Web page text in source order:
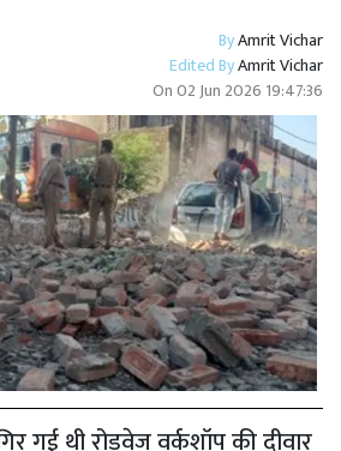
ByAmrit Vichar
Edited ByAmrit Vichar
On02 Jun 2026 19:47:36
गई थी रोडवेज वर्कशॉप की दीवार